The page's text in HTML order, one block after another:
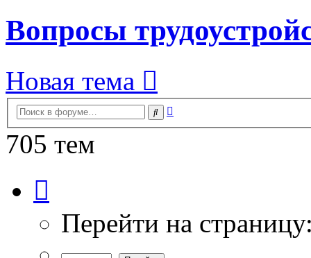
Вопросы
Новая тема
Поиск
705 тем
из
Перейти на